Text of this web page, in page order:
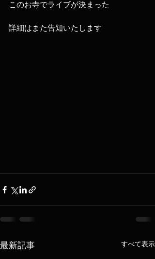
このお寺でライブが決まった
詳細はまた告知いたします
最新記事 すべて表示